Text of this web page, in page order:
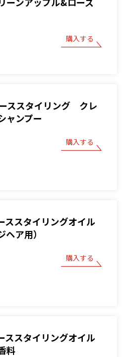
購入する
ススタイリング クレ
ャンプー
購入する
ススタイリングオイル
ヘア用）
購入する
ススタイリングオイル
料